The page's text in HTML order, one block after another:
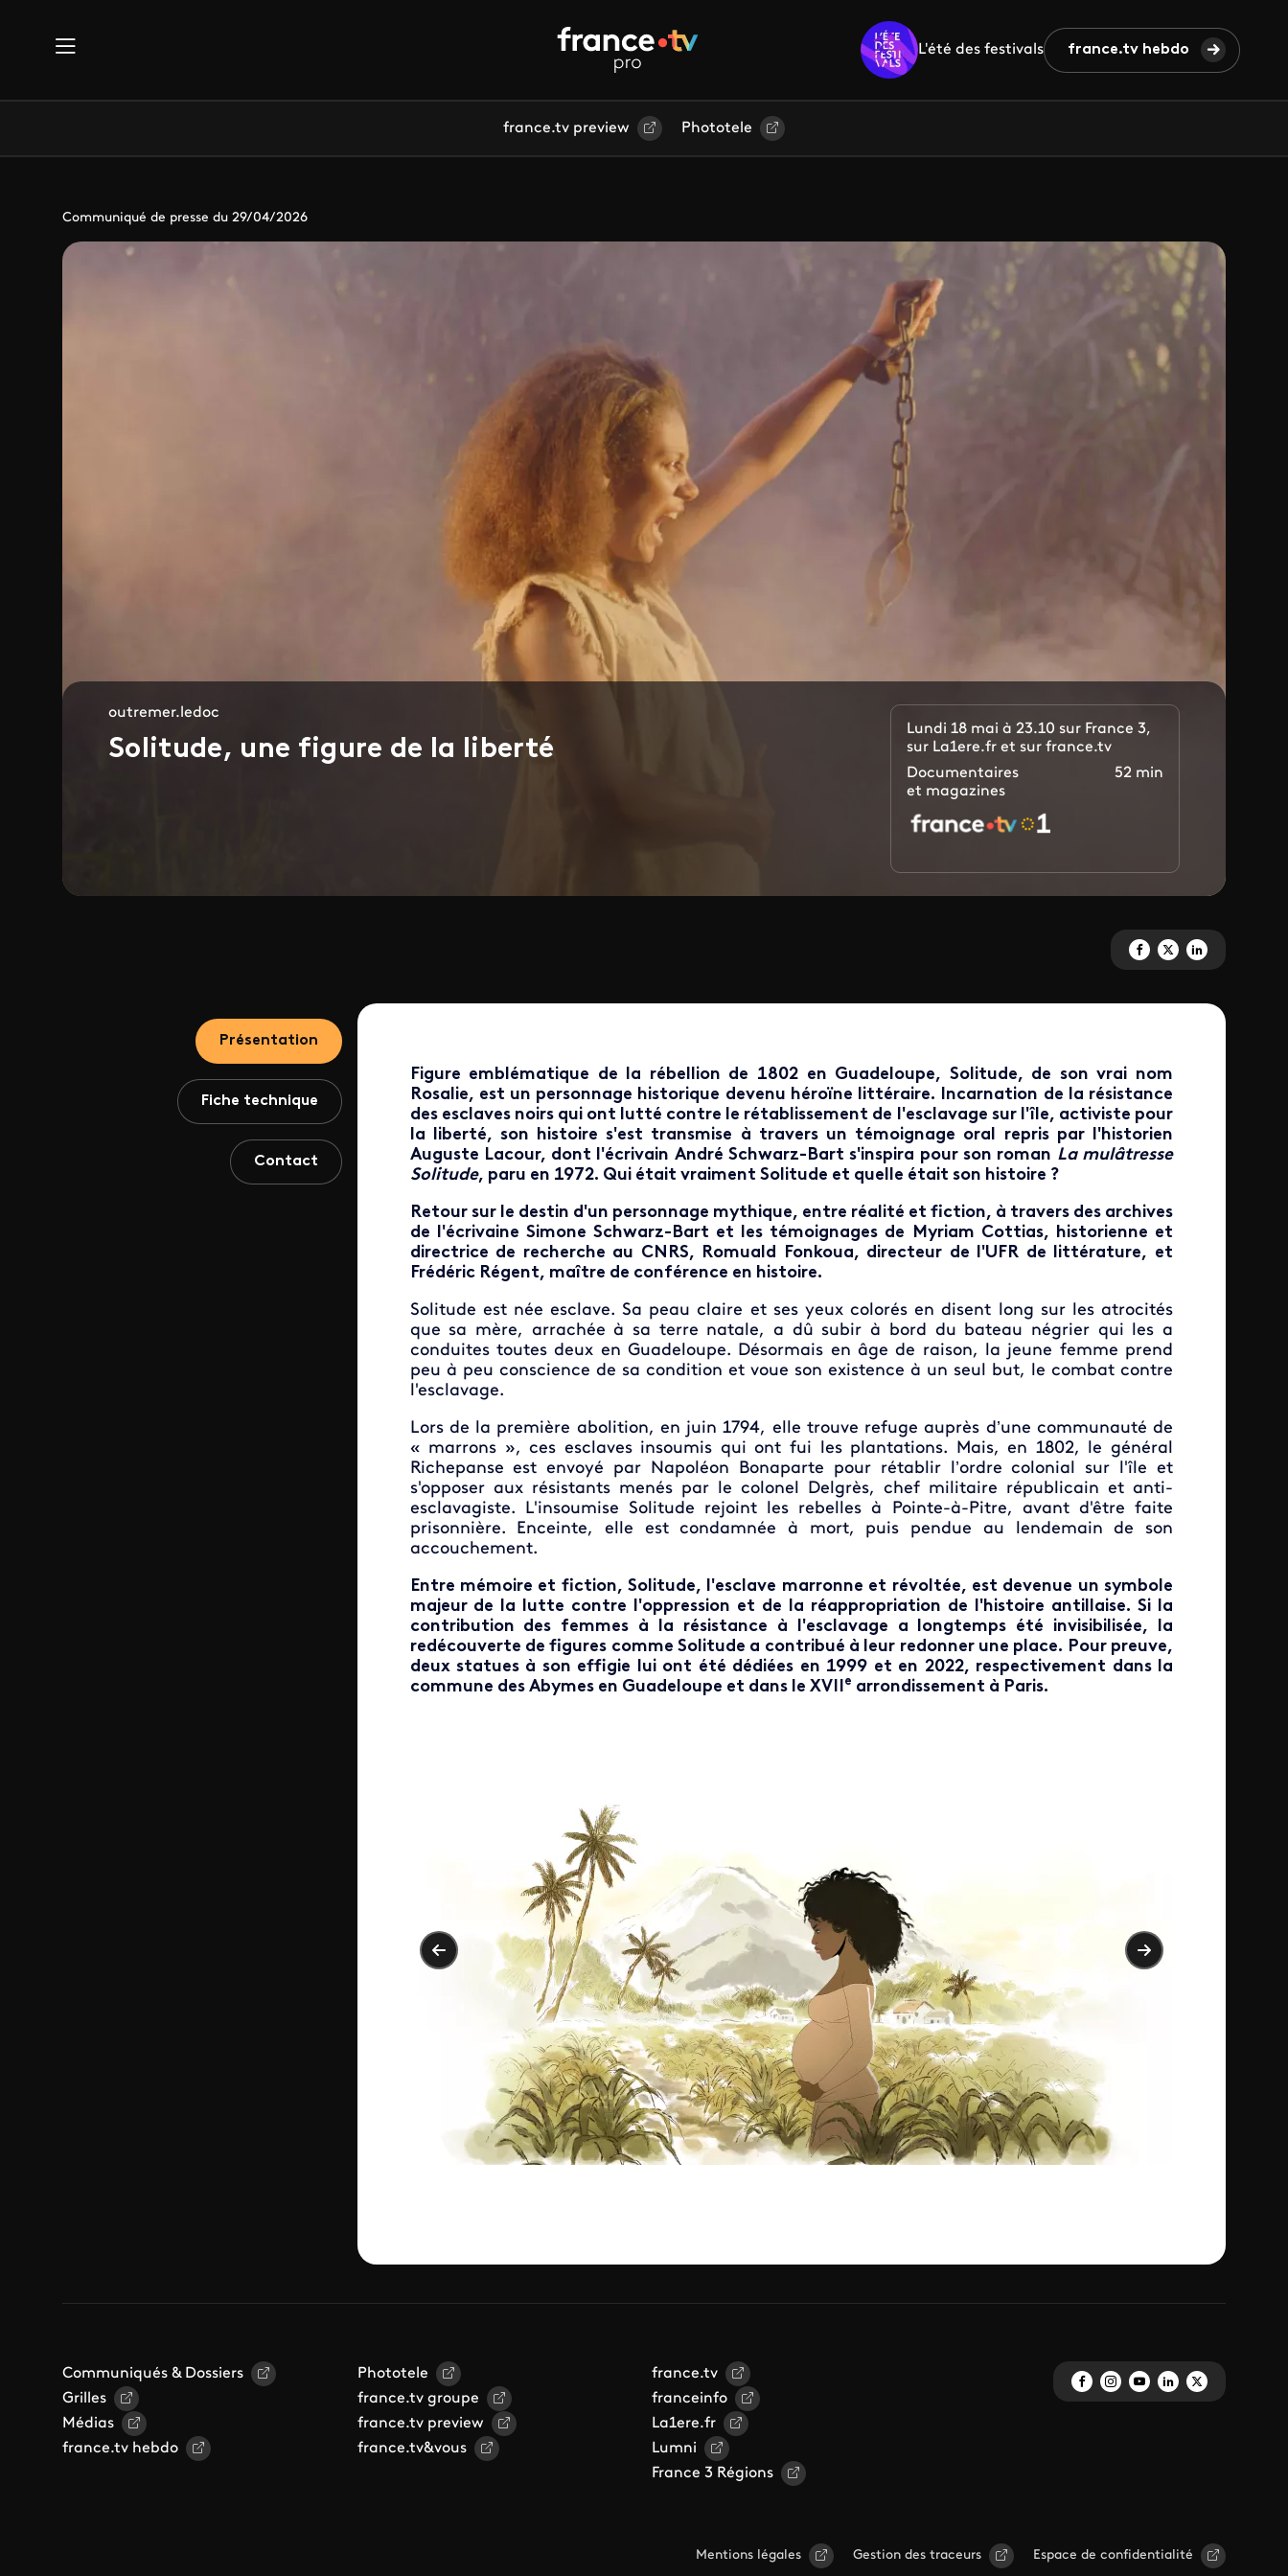
L'été des festivals france.tv hebdo
france.tv preview Phototele
Communiqué de presse du 29/04/2026
outremer.ledoc
Solitude, une figure de la liberté
Lundi 18 mai à 23.10 sur France 3,
sur La1ere.fr et sur france.tv
Documentaires
et magazines
52 min
Partagez 'Solitude, une figure
Partagez 'Solitude, une
Partagez
Présentation
Fiche technique
Contact
Figure emblématique de la rébellion de 1802 en Guadeloupe, Solitude, de son vrai nom
Rosalie, est un personnage historique devenu héroïne littéraire. Incarnation de la résistance
des esclaves noirs qui ont lutté contre le rétablissement de l'esclavage sur l'île, activiste pour
la liberté, son histoire s'est transmise à travers un témoignage oral repris par l'historien
Auguste Lacour, dont l'écrivain André Schwarz-Bart s'inspira pour son roman La mulâtresse
Solitude, paru en 1972. Qui était vraiment Solitude et quelle était son histoire ?
Retour sur le destin d'un personnage mythique, entre réalité et fiction, à travers des archives
de l'écrivaine Simone Schwarz-Bart et les témoignages de Myriam Cottias, historienne et
directrice de recherche au CNRS, Romuald Fonkoua, directeur de l'UFR de littérature, et
Frédéric Régent, maître de conférence en histoire.
Solitude est née esclave. Sa peau claire et ses yeux colorés en disent long sur les atrocités
que sa mère, arrachée à sa terre natale, a dû subir à bord du bateau négrier qui les a
conduites toutes deux en Guadeloupe. Désormais en âge de raison, la jeune femme prend
peu à peu conscience de sa condition et voue son existence à un seul but, le combat contre
l'esclavage.
Lors de la première abolition, en juin 1794, elle trouve refuge auprès d’une communauté de
« marrons », ces esclaves insoumis qui ont fui les plantations. Mais, en 1802, le général
Richepanse est envoyé par Napoléon Bonaparte pour rétablir l’ordre colonial sur l'île et
s'opposer aux résistants menés par le colonel Delgrès, chef militaire républicain et anti-
esclavagiste. L'insoumise Solitude rejoint les rebelles à Pointe-à-Pitre, avant d'être faite
prisonnière. Enceinte, elle est condamnée à mort, puis pendue au lendemain de son
accouchement.
Entre mémoire et fiction, Solitude, l'esclave marronne et révoltée, est devenue un symbole
majeur de la lutte contre l'oppression et de la réappropriation de l'histoire antillaise. Si la
contribution des femmes à la résistance à l'esclavage a longtemps été invisibilisée, la
redécouverte de figures comme Solitude a contribué à leur redonner une place. Pour preuve,
deux statues à son effigie lui ont été dédiées en 1999 et en 2022, respectivement dans la
commune des Abymes en Guadeloupe et dans le XVIIe arrondissement à Paris.
Communiqués & Dossiers
Grilles
Médias
france.tv hebdo
Phototele
france.tv groupe
france.tv preview
france.tv&vous
france.tv
franceinfo
La1ere.fr
Lumni
France 3 Régions
Mentions légales Gestion des traceurs Espace de confidentialité